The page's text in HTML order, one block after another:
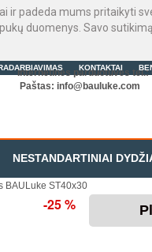
ir padeda mums pritaikyti
duomenys. Savo
KONTAKTAI
Internetinės parduotuvės tel.:
Paštas: info@bauluke.com
NESTANDARTINIAI
BAULuke ST40x30
-25 %